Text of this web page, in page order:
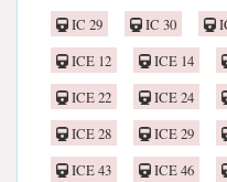
IC 29
IC 30
ICE 12
ICE 14
ICE 22
ICE 24
ICE 28
ICE 29
ICE 43
ICE 46